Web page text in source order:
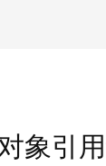
象引